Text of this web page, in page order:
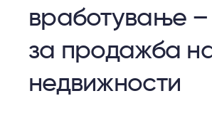
вработување –
за продажба
недвижности